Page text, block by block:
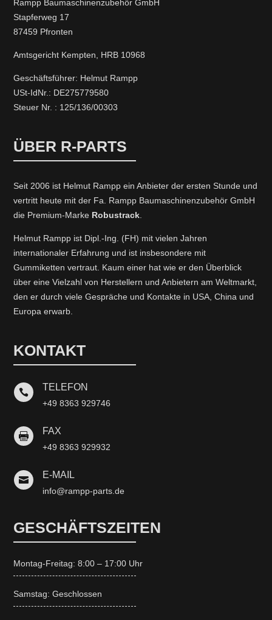
Rampp Baumaschinenzubehör GmbH
Stapferweg 17
87459 Pfronten
Amtsgericht Kempten, HRB 10968
Geschäftsführer: Helmut Rampp
USt-IdNr.: DE275779580
Steuer Nr. : 125/136/00303
ÜBER R-PARTS
Seit 2006 ist Helmut Rampp ein An­bieter der ersten Stunde und
vertritt heute mit der Fa. Rampp Baumaschinenzubehör GmbH
die Premium-Marke Robustrack
Helmut Rampp ist Dipl.-Ing. (FH) mit vielen Jahren
internationaler Erfahrung und ist insbesondere mit
Gummiketten vertraut. Kaum einer hat wie er den Überblick
über eine Vielzahl von Herstellern und Anbietern am Weltmarkt,
den er durch viele Gespräche und Kontakte in USA, China und
Europa erwarb.
KONTAKT
 TELEFON
+49 8363 929746
 FAX
+49 8363 929932
 E-MAIL
info@rampp-parts.de
GESCHÄFTSZEITEN
Montag-Freitag: 8:00 – 17:00 Uhr
Samstag: Geschlossen